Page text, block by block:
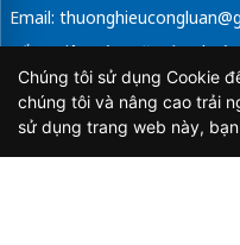
Email:
Tổng Biên Tập: Vũ Đức
Giấy phép hoạt động báo
Thông tin và Truyền thông
Chúng tôi sử dụng Cookie
chúng tôi và nâng cao trải
sử dụng trang web này,